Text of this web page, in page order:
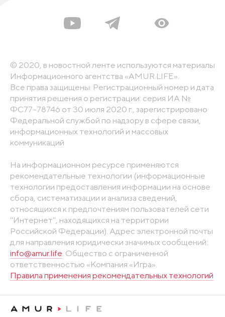
© 2020, в новостной ленте используются материалы
Информационного агентства «AMUR.LIFE».
Все права защищены. Регистрационный номер и дата
принятия решения о регистрации: серия ИА №
ФС77-78746 от 30 июля 2020 г., зарегистрировано
Федеральной службой по надзору в сфере связи,
информационных технологий и массовых
коммуникаций
На информационном ресурсе применяются
рекомендательные технологии (информационные
технологии предоставления информации на основе
сбора, систематизации и анализа сведений,
относящихся к предпочтениям пользователей сети
"Интернет", находящихся на территории
Российской Федерации). Адрес электронной почты
для направления юридически значимых сообщений:
info@amur.life. Общество с ограниченной
ответственностью «Компания «Игра».
Правила применения рекомендательных технологий